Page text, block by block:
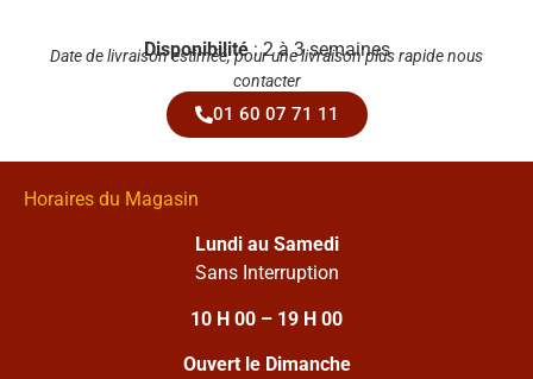
Disponibilité: 2 à 3 semaines
Date de livraison estimée, pour une livraison plus rapide nous
contacter
01 60 07 71 11
Horaires du Magasin
Lundi au Samedi
Sans Interruption
10 H 00 – 19 H 00
Ouvert le Dimanche